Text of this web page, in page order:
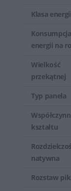
Klasa energii
Konsumpcja
energii na
Wielkość
przekątnej
Typ panela
kształtu
natywna
Rozstaw